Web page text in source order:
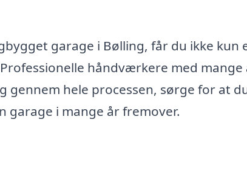
garage i Bølling, får du ikke kun
håndværkere med mange
hele processen, sørge for at
garage i mange år fremover.